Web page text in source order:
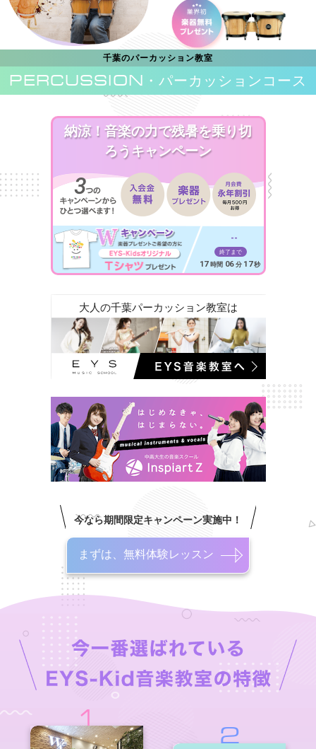
千葉のパーカッション教室
PERCUSSION ・パーカッションコース
納涼！音楽の力で残暑を乗り切
ろうキャンペーン
--
終了まで
17 時間 06 分 15 秒
大人の千葉パーカッション教室は
今なら期間限定キャンペーン実施中！
まずは、無料体験レッスン
1
2